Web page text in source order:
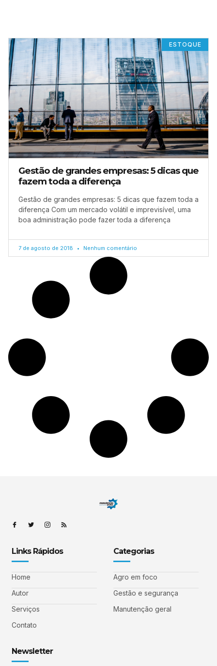
ESTOQUE
Gestão de grandes empresas: 5 dicas que
fazem toda a diferença
Gestão de grandes empresas: 5 dicas que fazem toda a
diferença Com um mercado volátil e imprevisível, uma
boa administração pode fazer toda a diferença
7 de agosto de 2018 Nenhum comentário
Links Rápidos
Home
Autor
Serviços
Contato
Categorias
Agro em foco
Gestão e segurança
Manutenção geral
Newsletter